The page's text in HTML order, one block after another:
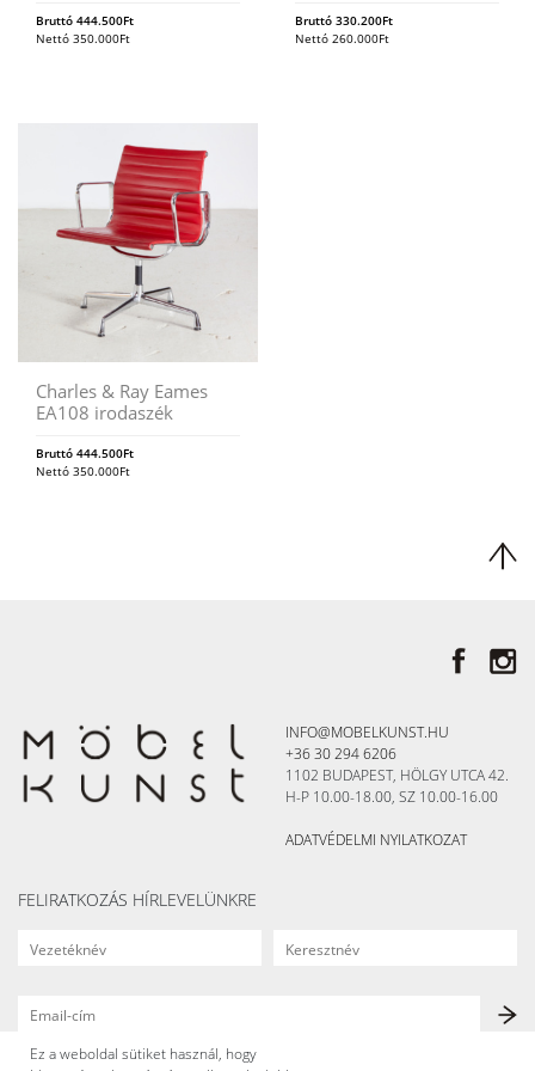
Bruttó 444.500Ft
Nettó 350.000Ft
Bruttó330.200Ft
Nettó260.000Ft
Charles & Ray Eames
EA108 irodaszék
Bruttó 444.500Ft
Nettó 350.000Ft
INFO@MOBELKUNST.HU
+36 30 294 6206
1102 BUDAPEST, HÖLGY UTCA 42.
H-P 10.00-18.00, SZ 10.00-16.00
ADATVÉDELMI NYILATKOZAT
FELIRATKOZÁS HÍRLEVELÜNKRE
Ez a weboldal sütiket használ, hogy